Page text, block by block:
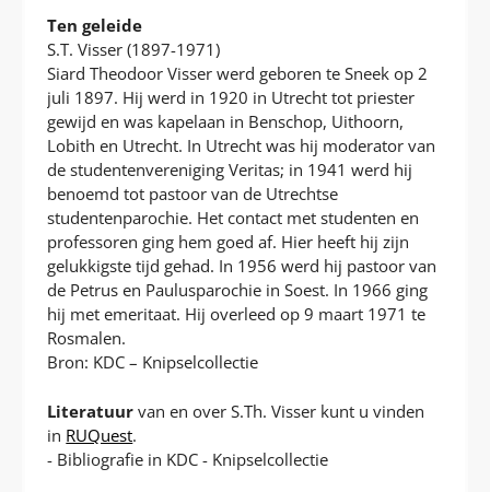
Ten geleide
S.T. Visser (1897-1971)
Siard Theodoor Visser werd geboren te Sneek op 2
juli 1897. Hij werd in 1920 in Utrecht tot priester
gewijd en was kapelaan in Benschop, Uithoorn,
Lobith en Utrecht. In Utrecht was hij moderator van
de studentenvereniging Veritas; in 1941 werd hij
benoemd tot pastoor van de Utrechtse
studentenparochie. Het contact met studenten en
professoren ging hem goed af. Hier heeft hij zijn
gelukkigste tijd gehad. In 1956 werd hij pastoor van
de Petrus en Paulusparochie in Soest. In 1966 ging
hij met emeritaat. Hij overleed op 9 maart 1971 te
Rosmalen.
Bron: KDC – Knipselcollectie
Literatuurvan en over S.Th. Visser kunt u vinden
in RUQuest.
- Bibliografie in KDC - Knipselcollectie